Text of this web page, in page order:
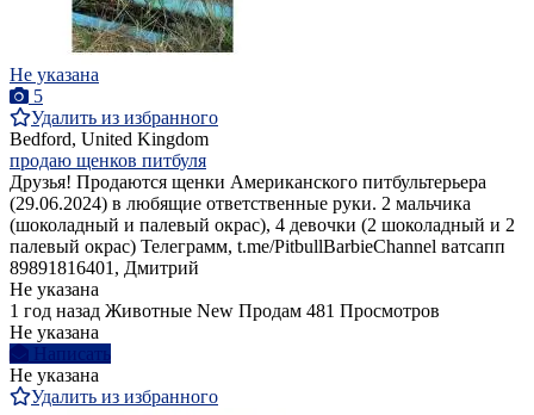
Не указана
5
Удалить из избранного
Bedford, United Kingdom
продаю щенков питбуля
Друзья! Продаются щенки Американского питбультерьера
(29.06.2024) в любящие ответственные руки. 2 мальчика
(шоколадный и палевый окрас), 4 девочки (2 шоколадный и 2
палевый окрас) Телеграмм, t.me/PitbullBarbieChannel ватсапп
89891816401, Дмитрий
Не указана
1 год назад Животные New Продам 481 Просмотров
Не указана
Написать
Не указана
Удалить из избранного